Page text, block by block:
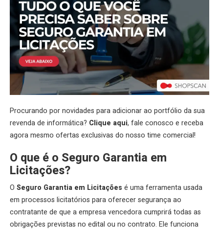
Procurando por novidades para adicionar ao portfólio da sua
revenda de informática? Clique aqui, fale conosco e receba
agora mesmo ofertas exclusivas do nosso time comercial!
O que é o Seguro Garantia em
Licitações?
O Seguro Garantia em Licitações é uma ferramenta usada
em processos licitatórios para oferecer segurança ao
contratante de que a empresa vencedora cumprirá todas as
obrigações previstas no edital ou no contrato. Ele funciona